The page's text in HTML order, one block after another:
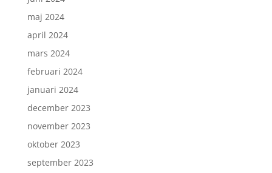
maj 2024
april 2024
mars 2024
februari 2024
januari 2024
december 2023
november 2023
oktober 2023
september 2023